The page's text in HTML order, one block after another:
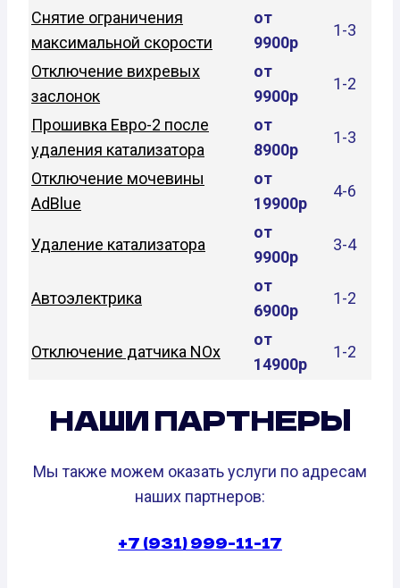
Снятие ограничения
максимальной скорости
от
9900р
1-3
Отключение вихревых
заслонок
от
9900р
1-2
Прошивка Евро-2 после
удаления катализатора
от
8900р
1-3
Отключение мочевины
AdBlue
от
19900р
4-6
Удаление катализатора
от
9900р
3-4
Автоэлектрика
от
6900р
1-2
Отключение датчика NOx
от
14900р
1-2
НАШИ ПАРТНЕРЫ
Мы также можем оказать услуги по адресам
наших партнеров:
+7 (931) 999-11-17